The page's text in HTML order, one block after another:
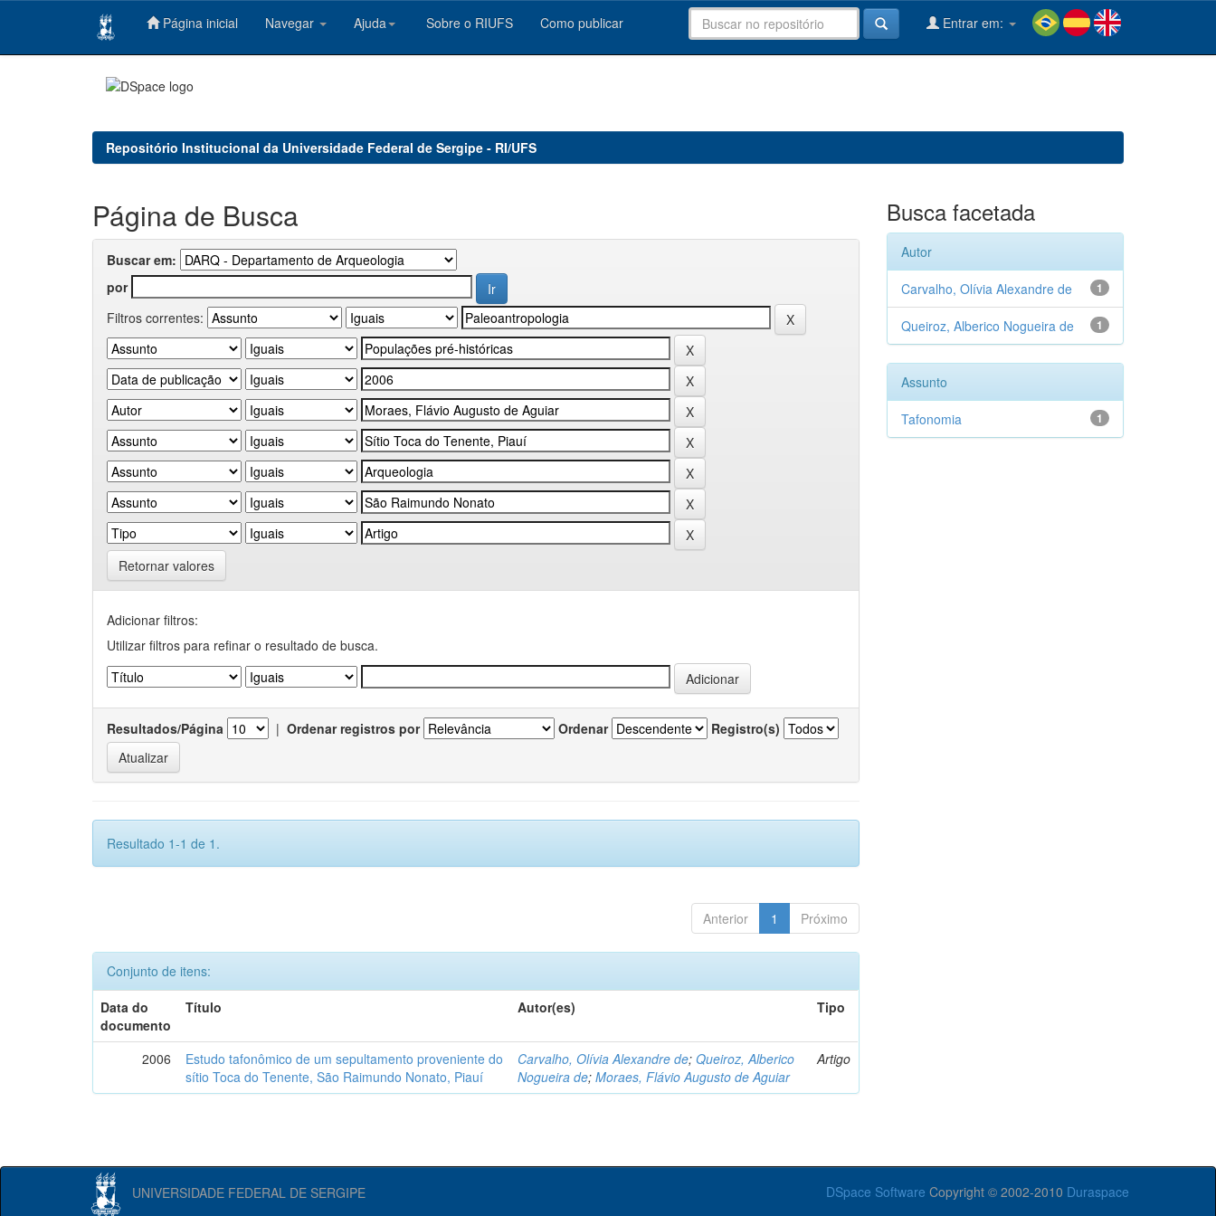
Página inicial Navegar Ajuda Sobre o RIUFS Como publicar Entrar em:
Repositório Institucional da Universidade Federal de Sergipe - RI/UFS
Página de Busca
Buscar em:
por
Filtros correntes:
Retornar valores
Adicionar filtros:
Utilizar filtros para refinar o resultado de busca.
Resultados/Página | Ordenar registros por Ordenar Registro(s)
Resultado 1-1 de 1.
Anterior 1 Próximo
Conjunto de itens:
Data do
documento
Título Autor(es) Tipo
2006
Estudo tafonômico de um sepultamento proveniente do
sítio Toca do Tenente, São Raimundo Nonato, Piauí
Carvalho, Olívia Alexandre de;Queiroz, Alberico
Nogueira de;Moraes, Flávio Augusto de Aguiar
Artigo
Busca facetada
Autor
1
Carvalho, Olívia Alexandre de
1
Queiroz, Alberico Nogueira de
Assunto
1
Tafonomia
UNIVERSIDADE FEDERAL DE SERGIPE DSpace Software Copyright © 2002-2010 Duraspace